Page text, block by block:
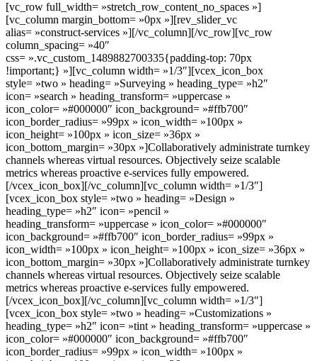
[vc_row full_width= »stretch_row_content_no_spaces »]
[vc_column margin_bottom= »0px »][rev_slider_vc
alias= »construct-services »][/vc_column][/vc_row][vc_row
column_spacing= »40″
css= ».vc_custom_1489882700335{padding-top: 70px
!important;} »][vc_column width= »1/3″][vcex_icon_box
style= »two » heading= »Surveying » heading_type= »h2″
icon= »search » heading_transform= »uppercase »
icon_color= »#000000″ icon_background= »#ffb700″
icon_border_radius= »99px » icon_width= »100px »
icon_height= »100px » icon_size= »36px »
icon_bottom_margin= »30px »]Collaboratively administrate turnkey
channels whereas virtual resources. Objectively seize scalable
metrics whereas proactive e-services fully empowered.
[/vcex_icon_box][/vc_column][vc_column width= »1/3″]
[vcex_icon_box style= »two » heading= »Design »
heading_type= »h2″ icon= »pencil »
heading_transform= »uppercase » icon_color= »#000000″
icon_background= »#ffb700″ icon_border_radius= »99px »
icon_width= »100px » icon_height= »100px » icon_size= »36px »
icon_bottom_margin= »30px »]Collaboratively administrate turnkey
channels whereas virtual resources. Objectively seize scalable
metrics whereas proactive e-services fully empowered.
[/vcex_icon_box][/vc_column][vc_column width= »1/3″]
[vcex_icon_box style= »two » heading= »Customizations »
heading_type= »h2″ icon= »tint » heading_transform= »uppercase »
icon_color= »#000000″ icon_background= »#ffb700″
icon_border_radius= »99px » icon_width= »100px »